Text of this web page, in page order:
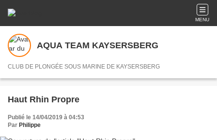
MENU
AQUA TEAM KAYSERSBERG
CLUB DE PLONGÉE SOUS MARINE DE KAYSERSBERG
Haut Rhin Propre
Publié le 14/04/2019 à 04:53
Par Philippe